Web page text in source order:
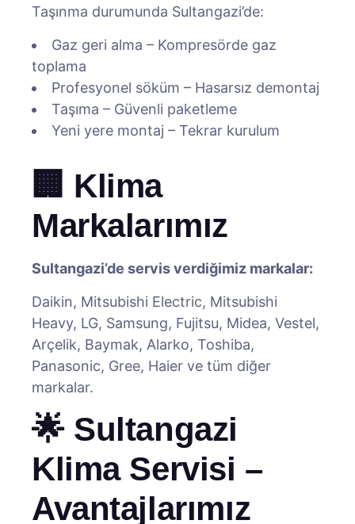
Taşınma durumunda Sultangazi’de:
Gaz geri alma – Kompresörde gaz
toplama
Profesyonel söküm – Hasarsız demontaj
Taşıma – Güvenli paketleme
Yeni yere montaj – Tekrar kurulum
🏢 Klima
Markalarımız
Sultangazi’de servis verdiğimiz markalar:
Daikin, Mitsubishi Electric, Mitsubishi
Heavy, LG, Samsung, Fujitsu, Midea, Vestel,
Arçelik, Baymak, Alarko, Toshiba,
Panasonic, Gree, Haier ve tüm diğer
markalar.
🌟 Sultangazi
Klima Servisi –
Avantajlarımız